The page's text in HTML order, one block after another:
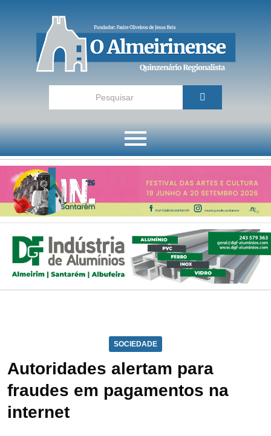
SOCIEDADE
Autoridades alertam para
fraudes em pagamentos na
internet